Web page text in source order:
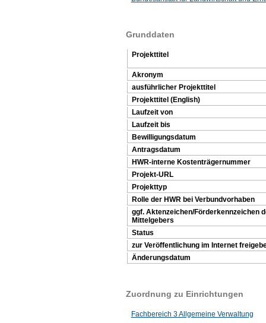
Grunddaten
Projekttitel
Akronym
ausführlicher Projekttitel
Projekttitel (English)
Laufzeit von
Laufzeit bis
Bewilligungsdatum
Antragsdatum
HWR-interne Kostenträgernummer
Projekt-URL
Projekttyp
Rolle der HWR bei Verbundvorhaben
ggf. Aktenzeichen/Förderkennzeichen
Mittelgebers
Status
zur Veröffentlichung im Internet
Änderungsdatum
Zuordnung zu Einrichtungen
Fachbereich 3 Allgemeine Verwaltung